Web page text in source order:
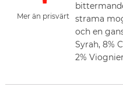
Mer än prisvärt
strama
och en
Syrah, 8%
2% Viognier